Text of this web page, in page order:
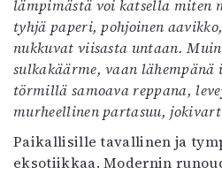
lämpimästä voi katsella miten
tyhjä paperi, pohjoinen
nukkuvat viisasta untaan.
sulkakäärme, vaan
törmillä samoava reppana,
murheellinen partasuu,
Paikallisille tavallinen ja
eksotiikkaa. Modernin